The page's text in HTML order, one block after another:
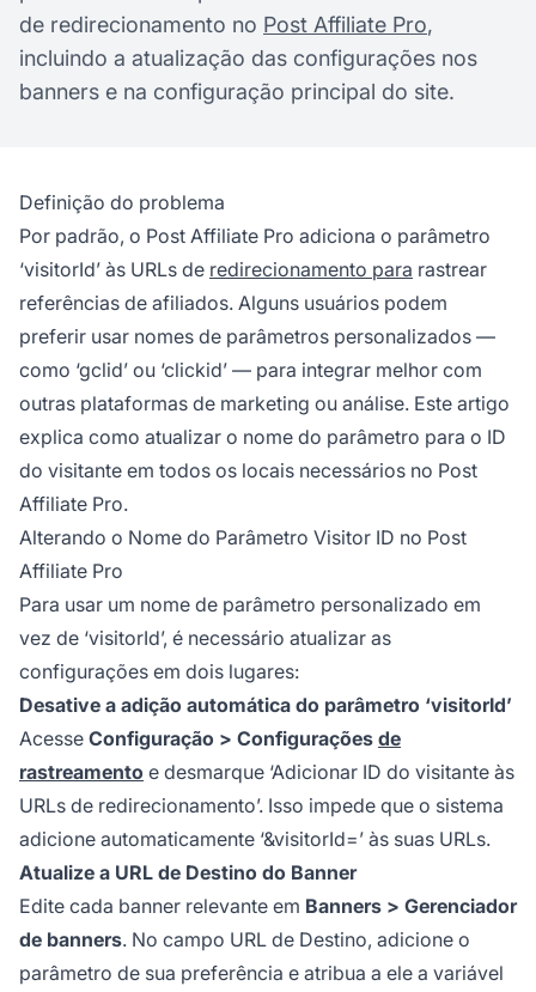
de redirecionamento no Post Affiliate Pro,
incluindo a atualização das configurações nos
banners e na configuração principal do site.
Definição do problema
Por padrão, o Post Affiliate Pro adiciona o parâmetro
‘visitorId’ às URLs de redirecionamento para rastrear
referências de afiliados. Alguns usuários podem
preferir usar nomes de parâmetros personalizados —
como ‘gclid’ ou ‘clickid’ — para integrar melhor com
outras plataformas de marketing ou análise. Este artigo
explica como atualizar o nome do parâmetro para o ID
do visitante em todos os locais necessários no Post
Affiliate Pro.
Alterando o Nome do Parâmetro Visitor ID no Post
Affiliate Pro
Para usar um nome de parâmetro personalizado em
vez de ‘visitorId’, é necessário atualizar as
configurações em dois lugares:
Desative a adição automática do parâmetro ‘visitorId’
Acesse Configuração > Configurações de
rastreamento e desmarque ‘Adicionar ID do visitante às
URLs de redirecionamento’. Isso impede que o sistema
adicione automaticamente ‘&visitorId=’ às suas URLs.
Atualize a URL de Destino do Banner
Edite cada banner relevante em Banners > Gerenciador
de banners. No campo URL de Destino, adicione o
parâmetro de sua preferência e atribua a ele a variável